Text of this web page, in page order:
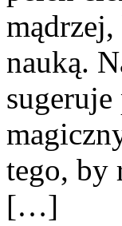
nauką.
tego, by
[…]